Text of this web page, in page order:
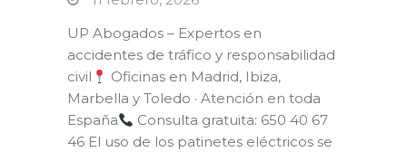
UP Abogados – Expertos en
accidentes de tráfico y responsabilidad
civil
Oficinas en Madrid, Ibiza,
Marbella y Toledo · Atención en toda
España
Consulta gratuita: 650 40 67
46 El uso de los patinetes eléctricos se